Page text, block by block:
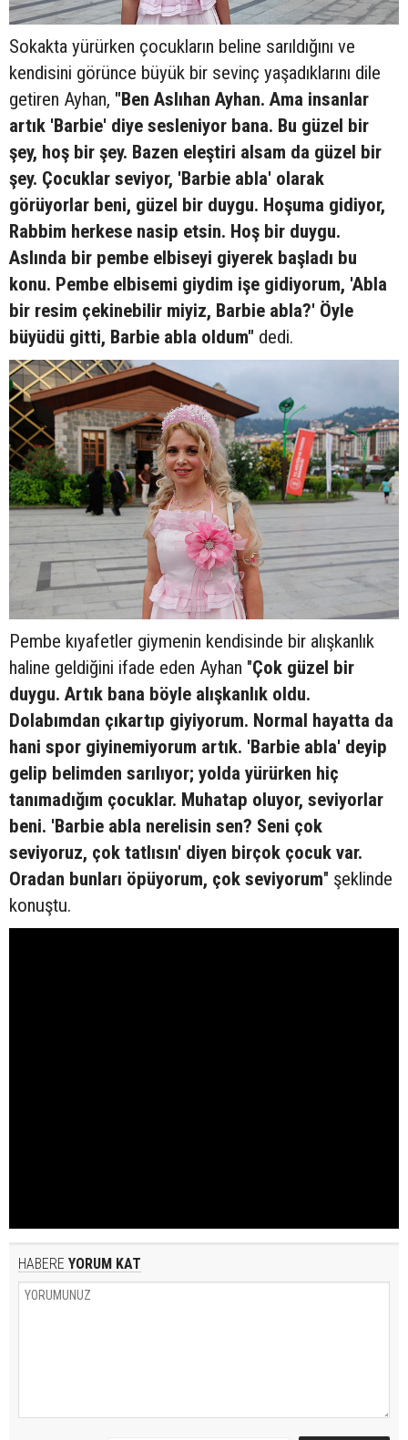
Sokakta yürürken çocukların beline sarıldığını ve
kendisini görünce büyük bir sevinç yaşadıklarını dile
getiren Ayhan, "Ben Aslıhan Ayhan. Ama insanlar
artık 'Barbie' diye sesleniyor bana. Bu güzel bir
şey, hoş bir şey. Bazen eleştiri alsam da güzel bir
şey. Çocuklar seviyor, 'Barbie abla' olarak
görüyorlar beni, güzel bir duygu. Hoşuma gidiyor,
Rabbim herkese nasip etsin. Hoş bir duygu.
Aslında bir pembe elbiseyi giyerek başladı bu
konu. Pembe elbisemi giydim işe gidiyorum, 'Abla
bir resim çekinebilir miyiz, Barbie abla?' Öyle
büyüdü gitti, Barbie abla oldum" dedi.
Pembe kıyafetler giymenin kendisinde bir alışkanlık
haline geldiğini ifade eden Ayhan "Çok güzel bir
duygu. Artık bana böyle alışkanlık oldu.
Dolabımdan çıkartıp giyiyorum. Normal hayatta da
hani spor giyinemiyorum artık. 'Barbie abla' deyip
gelip belimden sarılıyor; yolda yürürken hiç
tanımadığım çocuklar. Muhatap oluyor, seviyorlar
beni. 'Barbie abla nerelisin sen? Seni çok
seviyoruz, çok tatlısın' diyen birçok çocuk var.
Oradan bunları öpüyorum, çok seviyorum" şeklinde
konuştu.
HABERE YORUM KAT